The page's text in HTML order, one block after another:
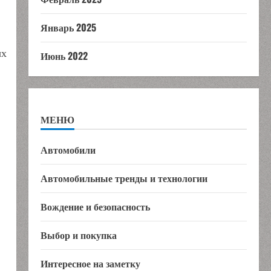
Январь 2025
Июнь 2022
МЕНЮ
Автомобили
Автомобильные тренды и технологии
Вождение и безопасность
Выбор и покупка
Интересное на заметку